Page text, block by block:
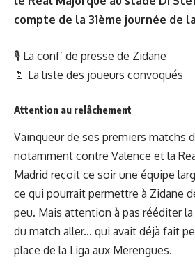
compte de la 31ème journée de
🎙 La conf’ de presse de Zidane
📄 La liste des joueurs convoqués
Attention au relâchement
Vainqueur de ses premiers matchs
notamment contre Valence et la
Madrid reçoit ce soir une équipe
ce qui pourrait permettre à Zidane
peu. Mais attention à pas rééditer
du match aller... qui avait déjà fait
place de la Liga aux Merengues.